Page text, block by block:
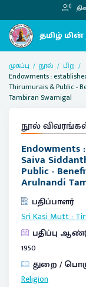
முகப்பு நூல்
பிற
Endowments :
Thirumurais & Public -
Tambiran Swamigal
நூல்
Endowments
Saiva
Public -
Arulnandi
பதிப்பாளர்
Sri Kasi Mutt:
பதிப்பு
1950
துறை /
Religion